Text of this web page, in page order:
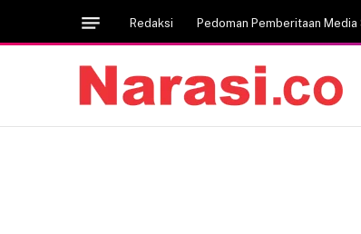
Redaksi Pedoman Pemberitaan Media